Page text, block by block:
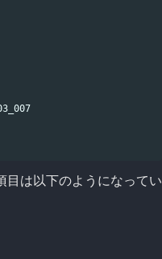
目は以下のようになってい